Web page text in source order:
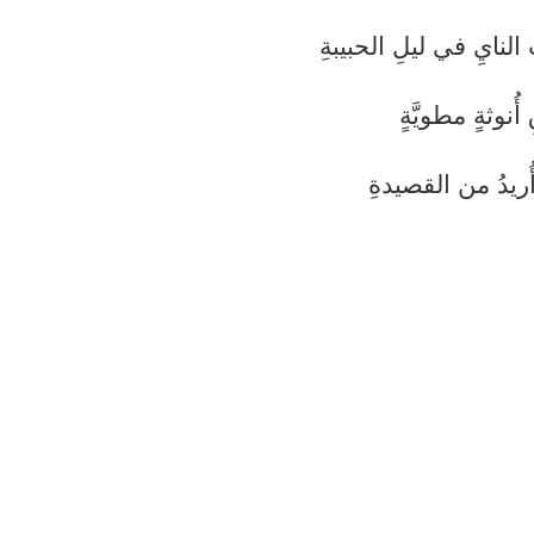
في ليلِ الحبيبةِ
مطويَّةٍ
من القصيدةِ